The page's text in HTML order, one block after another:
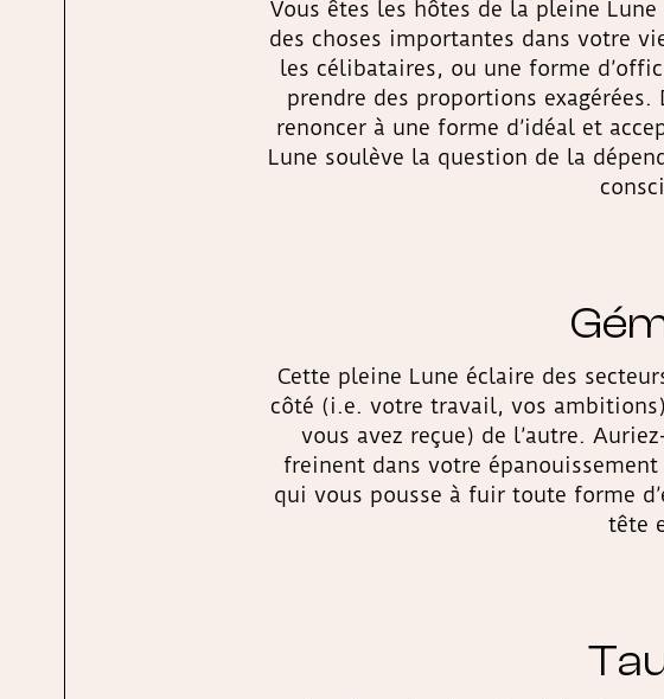
Vous êtes les hôtes de la pleine
des choses importantes dans votre
les célibataires, ou une forme
prendre des proportions
renoncer à une forme d’idéal et
Lune soulève la question de la
Cette pleine Lune éclaire des
côté (i.e. votre travail, vos
vous avez reçue) de l’autre.
freinent dans votre
qui vous pousse à fuir toute forme
tête